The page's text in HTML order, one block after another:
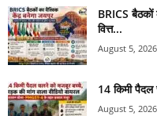
BRICS बैठकों
वित्त...
August 5, 2026
14 किमी
August 5, 2026